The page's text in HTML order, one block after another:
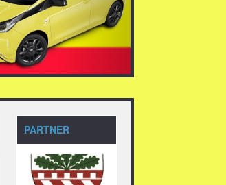
PARTNER